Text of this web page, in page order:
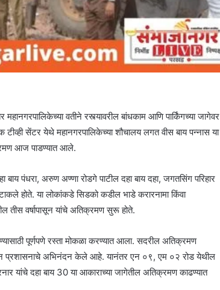
वतीने रस्त्यावरील बांधकाम आणि पार्किंगच्या जागेवर
सेंटर येथे महानगरपालिकेच्या शौचालय लगत वीस बाय पन्नास या
आज पाडण्यात आले.
पंधरा, अरुण अण्णा रोडगे पाटील दहा बाय दहा, जगतसिंग परिहार
होते. या लोकांकडे सिडको कडील भाडे करारनामा किंवा
तीस वर्षापासून यांचे अतिक्रमण सुरू होते.
पूर्णपणे रस्ता मोकळा करण्यात आला. सदरील अतिक्रमण
प्रशासनाचे अभिनंदन केले आहे. यानंतर एन ०९, एम ०२ रोड येथील
यांचे दहा बाय 30 या आकाराच्या जागेतील अतिक्रमण काढण्यात